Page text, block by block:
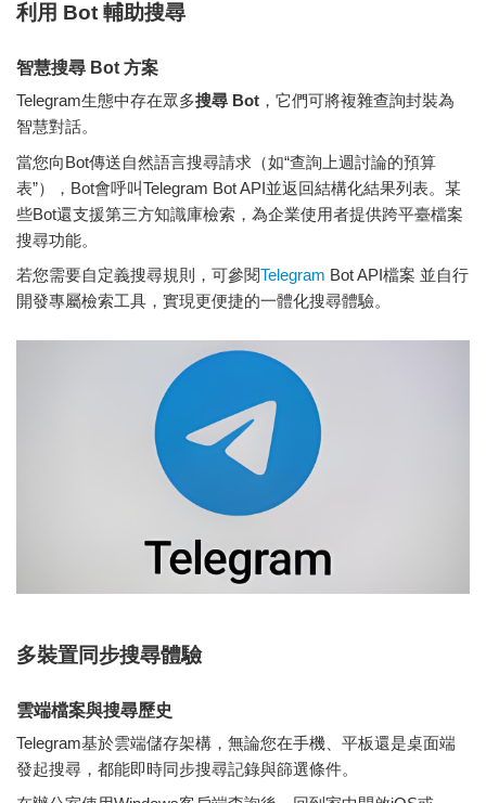
利用 Bot 輔助搜尋
智慧搜尋 Bot 方案
Telegram生態中存在眾多搜尋 Bot ，它們可將複雜查詢封裝為
智慧對話。
當您向Bot傳送自然語言搜尋請求（如“查詢上週討論的預算
表”），Bot會呼叫Telegram Bot API並返回結構化結果列表。某
些Bot還支援第三方知識庫檢索，為企業使用者提供跨平臺檔案
搜尋功能。
若您需要自定義搜尋規則，可參閱Telegram Bot API檔案 並自行
開發專屬檢索工具，實現更便捷的一體化搜尋體驗。
多裝置同步搜尋體驗
雲端檔案與搜尋歷史
Telegram基於雲端儲存架構，無論您在手機、平板還是桌面端
發起搜尋，都能即時同步搜尋記錄與篩選條件。